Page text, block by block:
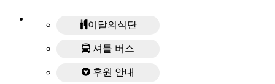
이달의식단
셔틀 버스
후원 안내